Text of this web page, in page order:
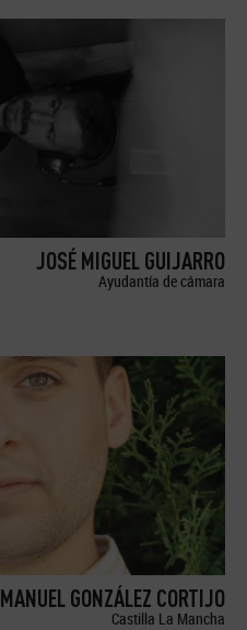
JOSÉ MIGUEL GUIJARRO
Ayudantía de cámara
MANUEL GONZÁLEZ CORTIJO
Castilla La Mancha